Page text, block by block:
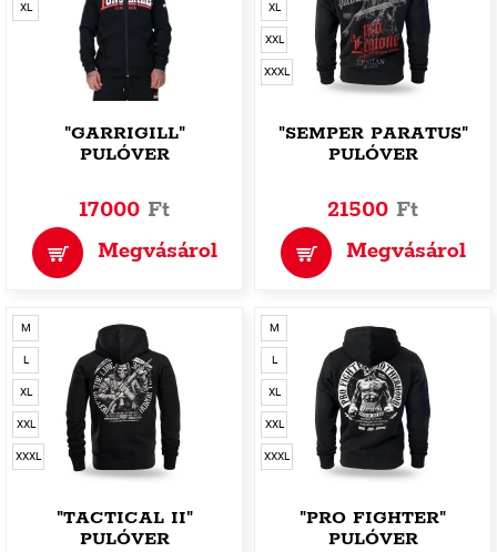
XL
"GARRIGILL"
PULÓVER
17000 Ft
Megvásárol
XL
XXL
XXXL
"SEMPER PARATUS"
PULÓVER
21500 Ft
Megvásárol
M
L
XL
XXL
XXXL
"TACTICAL II"
PULÓVER
M
L
XL
XXL
XXXL
"PRO FIGHTER"
PULÓVER